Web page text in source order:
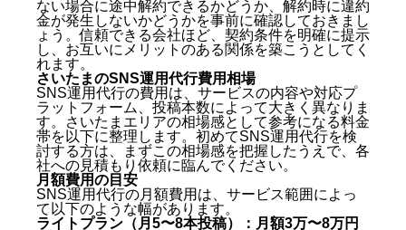
ない場合に途中解約できるかどうか、解約時に違約
金が発生しないかどうかを事前に確認しておきまし
ょう。信頼できる会社ほど、契約条件を明確に提示
し、お互いにメリットのある関係を築こうとしてく
れます。
さいたまのSNS運用代行費用相場
SNS運用代行の費用は、サービスの内容や対応プ
ラットフォーム、投稿本数によって大きく異なりま
す。さいたまエリアの相場感として参考になる料金
帯を以下に整理します。初めてSNS運用代行を検
討する方は、まずこの相場感を把握したうえで、各
社への見積もり依頼に臨んでください。
月額費用の目安
SNS運用代行の月額費用は、サービス範囲によっ
て以下のような幅があります。
ライトプラン（月5〜8本投稿）：月額3万〜8万円
SNS運用の目的とKPIを明確にする
ターゲット顧客のペルソナを整理する
競合他社のSNSアカウントをリサーチしておく
株式会社キングプロテアがさいたまのSNS運用代行で
も選ばれる理由
Z世代クリエイターによるTikTokネイティブの企画
力
動画起点の一気通貫集客導線の設計
さいたまのSNS運用代行に関するよくある質問
Q1. さいたま市内の会社でないと依頼できません
か？